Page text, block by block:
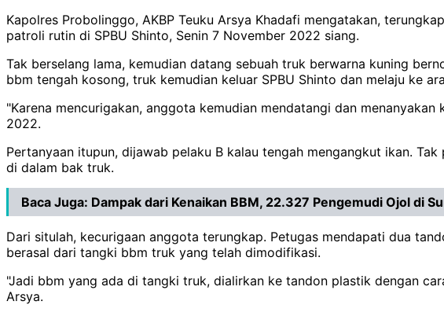
Kapolres Probolinggo, AKBP Teuku Arsya Khadafi mengatakan,
patroli rutin di SPBU Shinto, Senin 7 November 2022 siang.
Tak berselang lama, kemudian datang sebuah truk berwarna kuning
bbm tengah kosong, truk kemudian keluar SPBU Shinto dan melaju ke
"Karena mencurigakan, anggota kemudian mendatangi dan
2022.
Pertanyaan itupun, dijawab pelaku B kalau tengah mengangkut ikan.
di dalam bak truk.
Baca Juga: Dampak dari Kenaikan BBM, 22.327 Pengemudi Ojol di
Dari situlah, kecurigaan anggota terungkap. Petugas mendapati dua
berasal dari tangki bbm truk yang telah dimodifikasi.
"Jadi bbm yang ada di tangki truk, dialirkan ke tandon plastik dengan
Arsya.